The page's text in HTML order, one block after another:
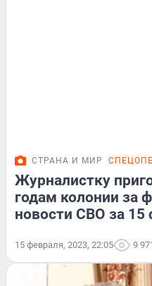
СТРАНА И МИР
Журналистку
годам колонии за
новости СВО за 15
15 февраля, 2023, 22:05 9